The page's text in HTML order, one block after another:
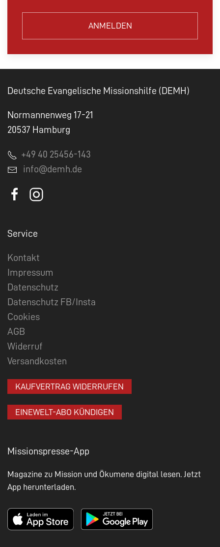
ANMELDEN
Deutsche Evangelische Missionshilfe (DEMH)
Normannenweg 17-21
20537 Hamburg
+49 40 25456-143
info@demh.de
Service
Kontakt
Impressum
Datenschutz
Datenschutz FB/Insta
Cookies
AGB
Widerruf
Versandkosten
KAUFVERTRAG WIDERRUFEN
EINEWELT-ABO KÜNDIGEN
Missionspresse-App
Magazine zu Mission und Ökumene digital lesen. Jetzt
App herunterladen.